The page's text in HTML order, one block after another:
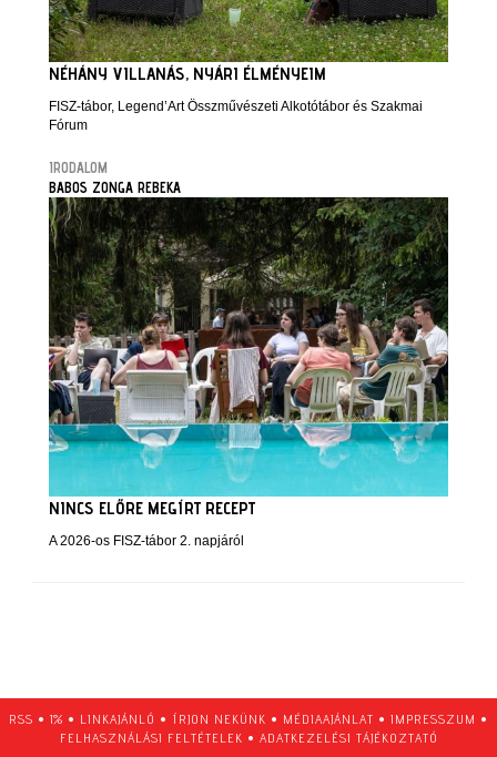
NÉHÁNY VILLANÁS, NYÁRI ÉLMÉNYEIM
FISZ-tábor, Legend’Art Összművészeti Alkotótábor és Szakmai
Fórum
IRODALOM
BABOS ZONGA REBEKA
NINCS ELŐRE MEGÍRT RECEPT
A 2026-os FISZ-tábor 2. napjáról
RSS • 1% • LINKAJÁNLÓ • ÍRJON NEKÜNK • MÉDIAAJÁNLAT • IMPRESSZUM •
FELHASZNÁLÁSI FELTÉTELEK • ADATKEZELÉSI TÁJÉKOZTATÓ